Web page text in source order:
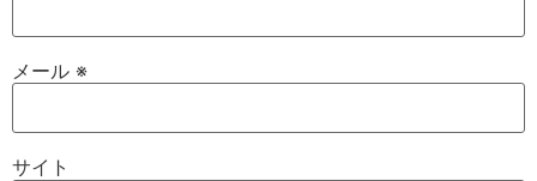
メール ※
サイト